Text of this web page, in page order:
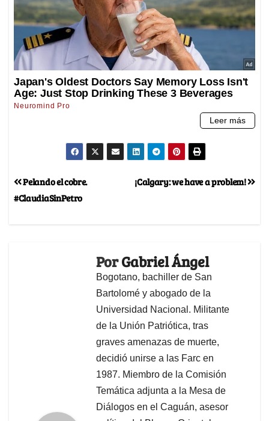
¡Calgary: we have a problem!
Pelando el cobre.
#ClaudiaSinPetro
PorGabriel Ángel
Bogotano, bachiller de San
Bartolomé y abogado de la
Universidad Nacional. Militante
de la Unión Patriótica, tras
graves amenazas de muerte,
decidió unirse a las Farc en
1987. Miembro de la Comisión
Temática adjunta a la Mesa de
Diálogos en el Caguán, asesor